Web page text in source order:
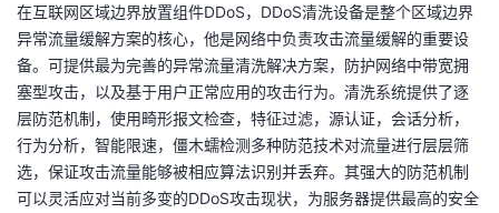
在互联网区域边界放置组件DDoS，DDoS清洗设备是整个区域边界
异常流量缓解方案的核心，他是网络中负责攻击流量缓解的重要设
备。可提供最为完善的异常流量清洗解决方案，防护网络中带宽拥
塞型攻击，以及基于用户正常应用的攻击行为。清洗系统提供了逐
层防范机制，使用畸形报文检查，特征过滤，源认证，会话分析，
行为分析，智能限速，僵木蠕检测多种防范技术对流量进行层层筛
选，保证攻击流量能够被相应算法识别并丢弃。其强大的防范机制
可以灵活应对当前多变的DDoS攻击现状，为服务器提供最高的安全